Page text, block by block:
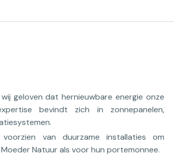
geloven dat hernieuwbare energie onze
bevindt zich in zonnepanelen,
van duurzame installaties om
Natuur als voor hun portemonnee.